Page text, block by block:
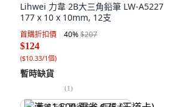
Lihwei 力韋 2B大三角鉛筆 LW-A5227
177 x 10 x 10mm, 12支
首購折扣價 40%$207
$124
($10.33/1個)
暫時缺貨
(1)